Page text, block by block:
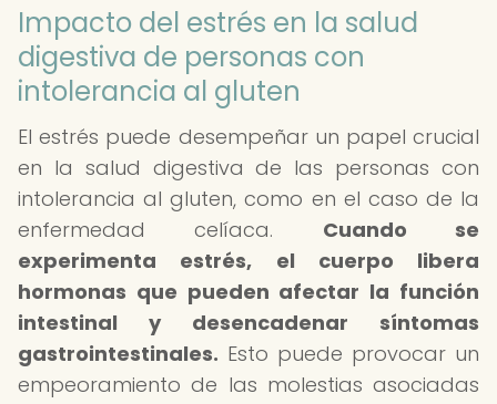
Impacto del estrés en la salud
digestiva de personas con
intolerancia al gluten
El estrés puede desempeñar un papel crucial
en la salud digestiva de las personas con
intolerancia al gluten, como en el caso de la
enfermedad celíaca. Cuando se
experimenta estrés, el cuerpo libera
hormonas que pueden afectar la función
intestinal y desencadenar síntomas
gastrointestinales. Esto puede provocar un
empeoramiento de las molestias asociadas